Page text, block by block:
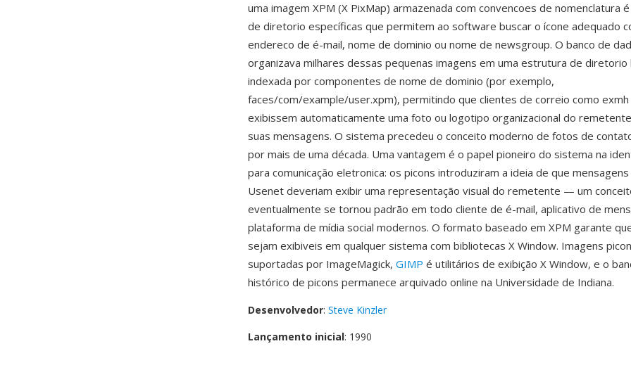
uma imagem XPM (X PixMap) armazenada com convencoes de nomenclatura
de diretorio específicas que permitem ao software buscar o ícone adequado
endereco de é-mail, nome de dominio ou nome de newsgroup. O banco de
organizava milhares dessas pequenas imagens em uma estrutura de diretorio
indexada por componentes de nome de dominio (por exemplo,
faces/com/example/user.xpm), permitindo que clientes de correio como
exibissem automaticamente uma foto ou logotipo organizacional do
suas mensagens. O sistema precedeu o conceito moderno de fotos de
por mais de uma década. Uma vantagem é o papel pioneiro do sistema na
para comunicação eletronica: os picons introduziram a ideia de que
Usenet deveriam exibir uma representação visual do remetente — um
eventualmente se tornou padrão em todo cliente de é-mail, aplicativo de
plataforma de mídia social modernos. O formato baseado em XPM garante
sejam exibiveis em qualquer sistema com bibliotecas X Window. Imagens
suportadas por ImageMagick, GIMP é utilitários de exibição X Window, e o
histórico de picons permanece arquivado online na Universidade de Indiana.
Desenvolvedor: Steve Kinzler
Lançamento inicial: 1990